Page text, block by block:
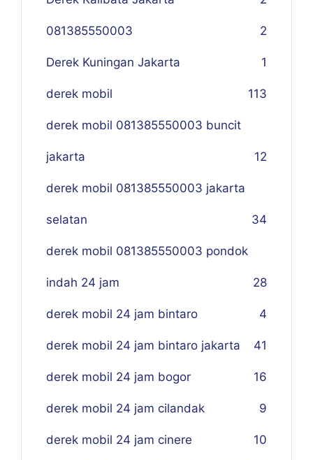
081385550003 2
Derek Kuningan Jakarta 1
derek mobil 113
derek mobil 081385550003 buncit
jakarta 12
derek mobil 081385550003 jakarta
selatan 34
derek mobil 081385550003 pondok
indah 24 jam 28
derek mobil 24 jam bintaro 4
derek mobil 24 jam bintaro jakarta 41
derek mobil 24 jam bogor 16
derek mobil 24 jam cilandak 9
derek mobil 24 jam cinere 10